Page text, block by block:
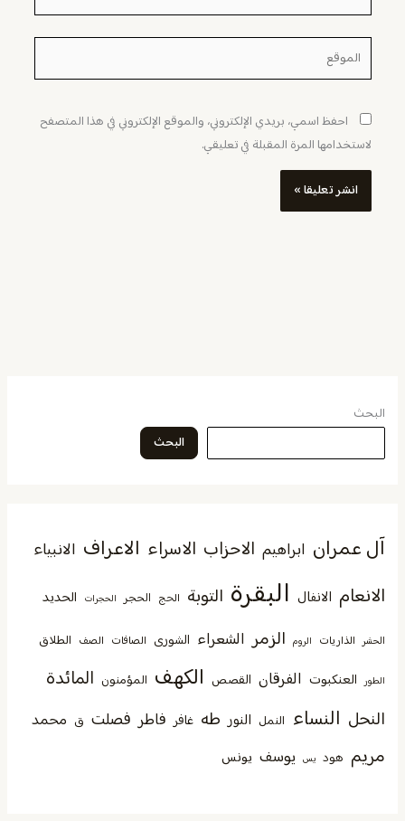
الموقع
احفظ اسمي، بريدي الإلكتروني، والموقع الإلكتروني في هذا المتصفح
لاستخدامها المرة المقبلة في تعليقي.
البحث
البحث
آل عمران ابراهيم الاحزاب الاسراء الاعراف الانبياء
الانعام الانفال البقرة التوبة الحج الحجر الحجرات الحديد
الحشر الذاريات الروم الزمر الشعراء الشورى الصافات الصف الطلاق
الطور العنكبوت الفرقان القصص الكهف المؤمنون المائدة
النحل النساء النمل النور طه غافر فاطر فصلت ق محمد
مريم هود يس يوسف يونس